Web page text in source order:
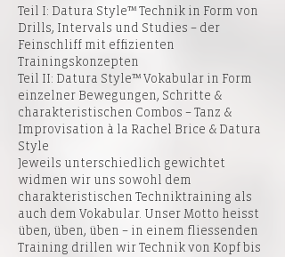
Teil I: Datura Style™ Technik in Form von
Drills, Intervals und Studies – der
Feinschliff mit effizienten
Trainingskonzepten
Teil II: Datura Style™ Vokabular in Form
einzelner Bewegungen, Schritte &
charakteristischen Combos – Tanz &
Improvisation à la Rachel Brice & Datura
Style
Jeweils unterschiedlich gewichtet
widmen wir uns sowohl dem
charakteristischen Techniktraining als
auch dem Vokabular. Unser Motto heisst
üben, üben, üben – in einem fliessenden
Training drillen wir Technik von Kopf bis